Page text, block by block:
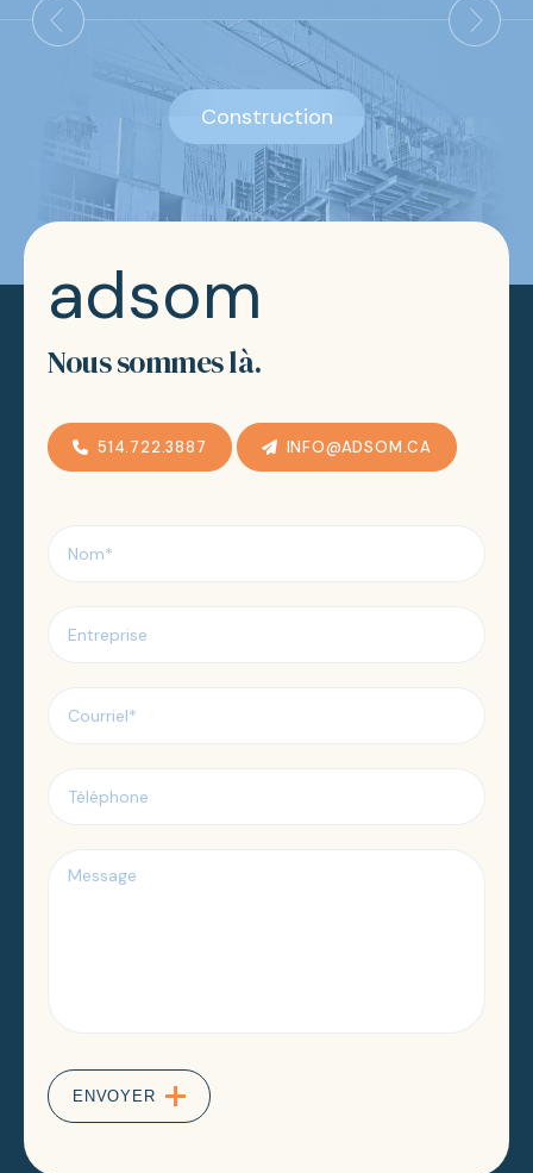
Construction
adsom
Nous sommes là.
514.722.3887 INFO@ADSOM.CA
ENVOYER